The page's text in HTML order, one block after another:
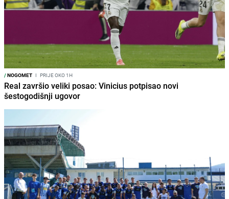
/NOGOMET I PRIJE OKO 1H
Real završio veliki posao: Vinicius potpisao novi
šestogodišnji ugovor